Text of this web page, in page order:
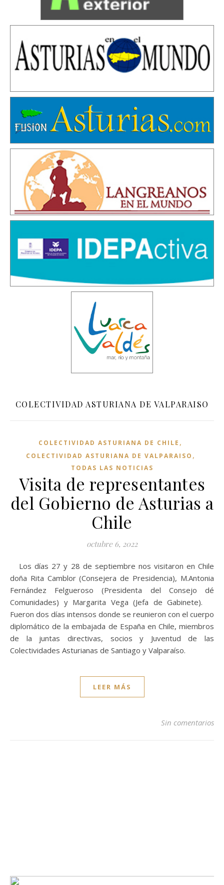
COLECTIVIDAD ASTURIANA DE VALPARAISO
COLECTIVIDAD ASTURIANA DE CHILE ,
COLECTIVIDAD ASTURIANA DE VALPARAISO ,
TODAS LAS NOTICIAS
Visita de representantes
del Gobierno de Asturias a
Chile
octubre 6, 2022
Los días 27 y 28 de septiembre nos visitaron en Chile
doña Rita Camblor (Consejera de Presidencia), M.Antonia
Fernández Felgueroso (Presidenta del Consejo dé
Comunidades) y Margarita Vega (Jefa de Gabinete).
Fueron dos días intensos donde se reunieron con el cuerpo
diplomático de la embajada de España en Chile, miembros
de la juntas directivas, socios y Juventud de las
Colectividades Asturianas de Santiago y Valparaíso.
LEER MÁS
Sin comentarios